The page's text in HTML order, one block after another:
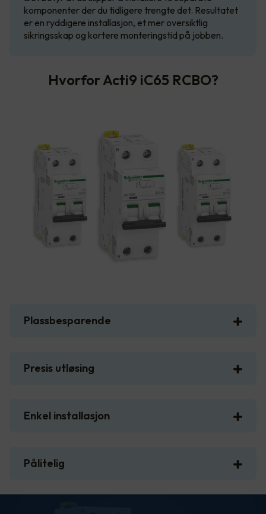
komponenter der du tidligere trengte det. Resultatet
er en ryddigere installasjon, et mer oversiktlig
sikringsskap og kortere monteringstid på jobben.
Hvorfor Acti9 iC65 RCBO?
Plassbesparende
Presis utløsing
Enkel installasjon
Pålitelig